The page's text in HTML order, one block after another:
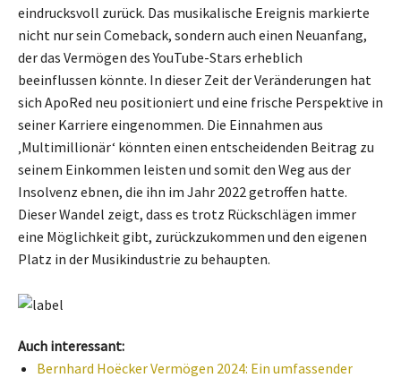
eindrucksvoll zurück. Das musikalische Ereignis markierte
nicht nur sein Comeback, sondern auch einen Neuanfang,
der das Vermögen des YouTube-Stars erheblich
beeinflussen könnte. In dieser Zeit der Veränderungen hat
sich ApoRed neu positioniert und eine frische Perspektive in
seiner Karriere eingenommen. Die Einnahmen aus
‚Multimillionär‘ könnten einen entscheidenden Beitrag zu
seinem Einkommen leisten und somit den Weg aus der
Insolvenz ebnen, die ihn im Jahr 2022 getroffen hatte.
Dieser Wandel zeigt, dass es trotz Rückschlägen immer
eine Möglichkeit gibt, zurückzukommen und den eigenen
Platz in der Musikindustrie zu behaupten.
Auch interessant:
Bernhard Hoëcker Vermögen 2024: Ein umfassender